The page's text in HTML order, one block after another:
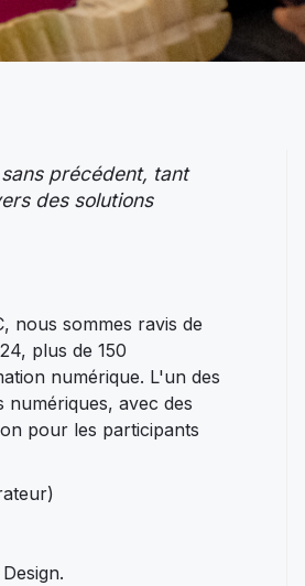
précédent, tant
des solutions
nous sommes ravis de
plus de 150
numérique. L'un des
numériques, avec des
pour les participants